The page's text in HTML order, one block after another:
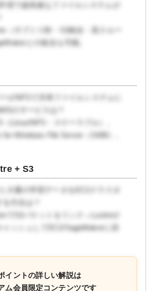
習で超高速なファイルシステムが
（サブミリ秒・S3統合・高スルー
との統合も可能。
がNFSで共有ファイルシステムに
のサービスは？
（Linux/NFS・スケーラブル）。
for Windows File Server（SMB）。
+ S3
大量の学習データをEC2クラスタ
方法は？
でS3バケットをリンク→Lustreが
ャッシュしてEC2/SageMakerに供
イントの詳しい解説は
ム会員限定コンテンツです